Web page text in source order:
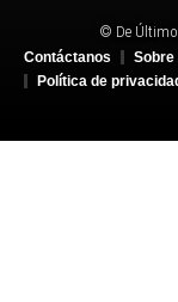
© De
Contáctanos
Sobre
Política de